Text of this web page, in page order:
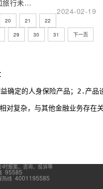
中华联合财产保险股份有限公司附加旅行未成年子女送返保险（A款）
2024-02-19
20 21
22
29 30 31
下一页
确定的人身保险产品；2.产品
复杂，与其他金融业务存在
时报案、咨询、投诉等
95585
热线 4001195585